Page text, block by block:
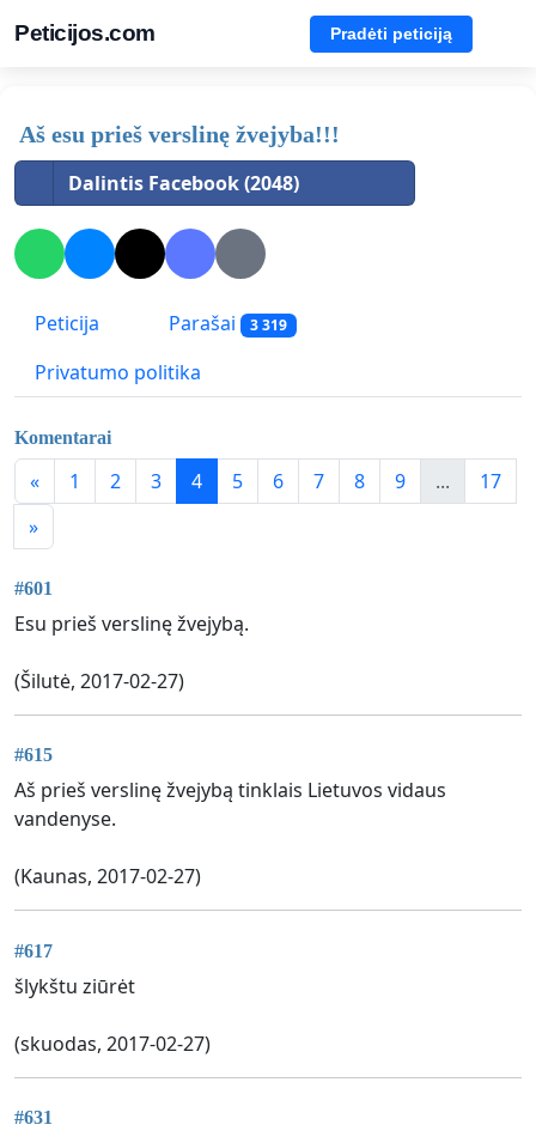
Peticijos.com Pradėti peticiją
Aš esu prieš verslinę žvejyba!!!
Dalintis Facebook (2048)
Peticija Parašai 3 319
Privatumo politika
Komentarai
« 1 2 3 4 5 6 7 8 9 ...
17
»
#601
Esu prieš verslinę žvejybą.
(Šilutė, 2017-02-27)
#615
Aš prieš verslinę žvejybą tinklais Lietuvos vidaus
vandenyse.
(Kaunas, 2017-02-27)
#617
šlykštu ziūrėt
(skuodas, 2017-02-27)
#631